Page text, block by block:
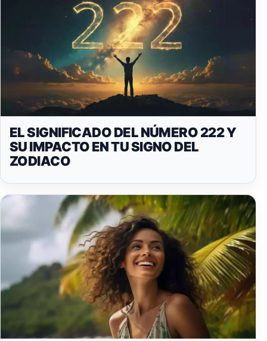
EL SIGNIFICADO DEL NÚMERO 222 Y
SU IMPACTO EN TU SIGNO DEL
ZODIACO